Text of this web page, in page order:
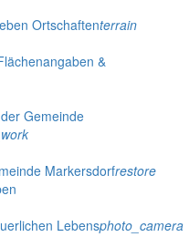
Ortschaftenterrain
&
Gemeinde
Markersdorfrestore
Lebensphoto_camera